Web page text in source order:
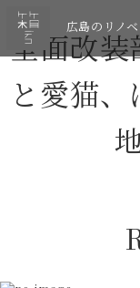
広島のリノ
全面改
と愛猫